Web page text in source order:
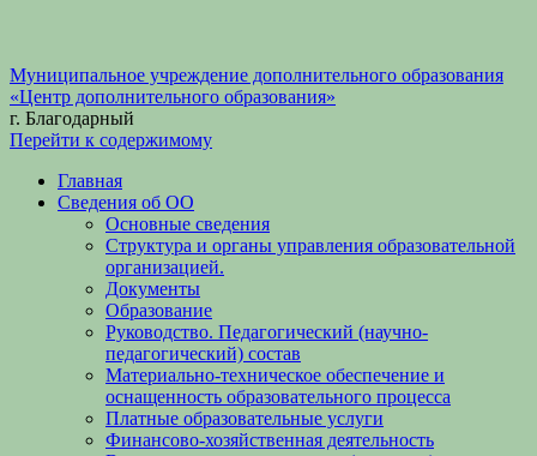
Муниципальное учреждение дополнительного образования
«Центр дополнительного образования»
г. Благодарный
Перейти к содержимому
Главная
Сведения об ОО
Основные сведения
Структура и органы управления образовательной
организацией.
Документы
Образование
Руководство. Педагогический (научно-
педагогический) состав
Материально-техническое обеспечение и
оснащенность образовательного процесса
Платные образовательные услуги
Финансово-хозяйственная деятельность